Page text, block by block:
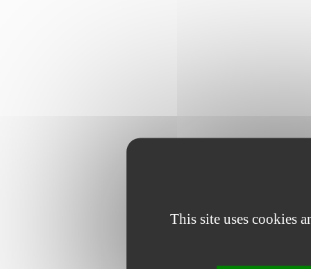
This site uses cookies